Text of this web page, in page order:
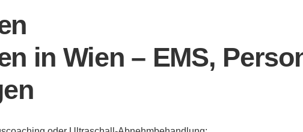
in Wien – EMS,